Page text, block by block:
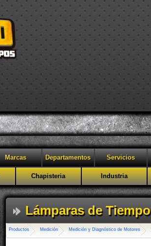
Marcas Departamentos Servicios
Chapisteria Industria
Lámparas de Tiempo
Productos Medición Medición y Diagnóstico de Motores